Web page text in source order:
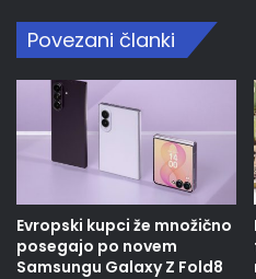
Povezani članki
Evropski kupci že množično
posegajo po novem
Samsungu Galaxy Z Fold8